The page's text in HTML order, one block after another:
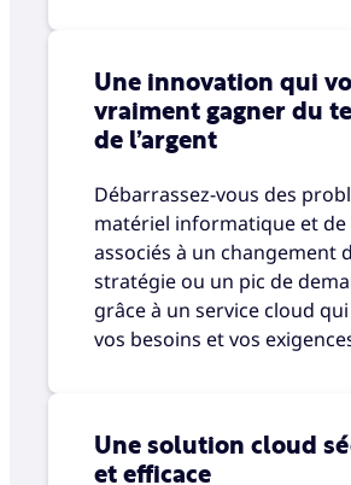
Une innovation qui
vraiment gagner du
de l’argent
Débarrassez-vous des
matériel informatique et
associés à un changement
stratégie ou un pic de
grâce à un service cloud qui
vos besoins et vos
Une solution cloud
et efficace